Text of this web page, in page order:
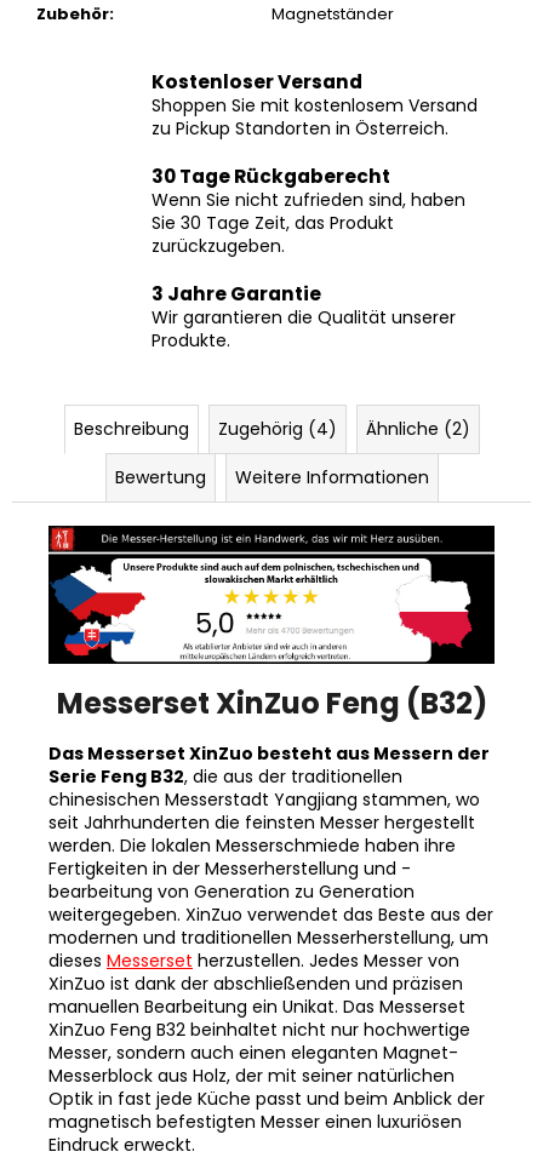
Shoppen Sie mit kostenlosem Versand
zu Pickup Standorten in Österreich.
Wenn Sie nicht zufrieden sind, haben
Sie 30 Tage Zeit, das Produkt
zurückzugeben.
Wir garantieren die Qualität unserer
Produkte.
Beschreibung Zugehörig (4)
Ähnliche (2)
Bewertung
Weitere Informationen
Messerset XinZuo Feng (B32)
Das Messerset XinZuo besteht aus Messern der
Serie Feng B32 , die aus der traditionellen
chinesischen Messerstadt Yangjiang stammen, wo
seit Jahrhunderten die feinsten Messer hergestellt
werden. Die lokalen Messerschmiede haben ihre
Fertigkeiten in der Messerherstellung und -
bearbeitung von Generation zu Generation
weitergegeben. XinZuo verwendet das Beste aus der
modernen und traditionellen Messerherstellung, um
diesesMessersetherzustellen. Jedes Messer von
XinZuo ist dank der abschließenden und präzisen
manuellen Bearbeitung ein Unikat. Das Messerset
XinZuo Feng B32 beinhaltet nicht nur hochwertige
Messer, sondern auch einen eleganten Magnet-
Messerblock aus Holz, der mit seiner natürlichen
Optik in fast jede Küche passt und beim Anblick der
magnetisch befestigten Messer einen luxuriösen
Eindruck erweckt.